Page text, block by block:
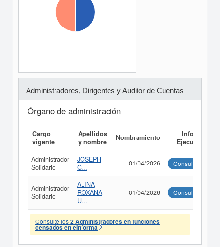
Administradores, Dirigentes y Auditor de Cuentas
Órgano de administración
Cargo
vigente
Apellidos
y nombre
Nombramiento
Informe
Ejecutivo
Administrador
Solidario
JOSEPH
C...
01/04/2026 Consultar
Administrador
Solidario
ALINA
ROXANA
U...
01/04/2026 Consultar
Consulte los2 Administradores en funciones
censados en eInforma